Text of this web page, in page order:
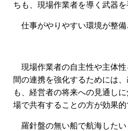
ちも、現場作業者を導く武器を
仕事がやりやすい環境が整備
現場作業者の自主性や主体
間の連携を強化するためには
も、経営者の将来への見通し
場で共有することの方が効果的
羅針盤の無い船で航海した